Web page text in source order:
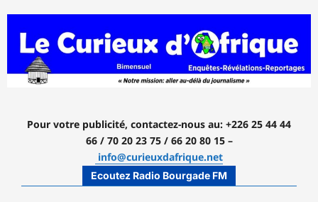
contenu
Pour votre publicité, contactez-nous au: +226 25 44 44
66 / 70 20 23 75 / 66 20 80 15 –
info@curieuxdafrique.net
Ecoutez Radio Bourgade FM